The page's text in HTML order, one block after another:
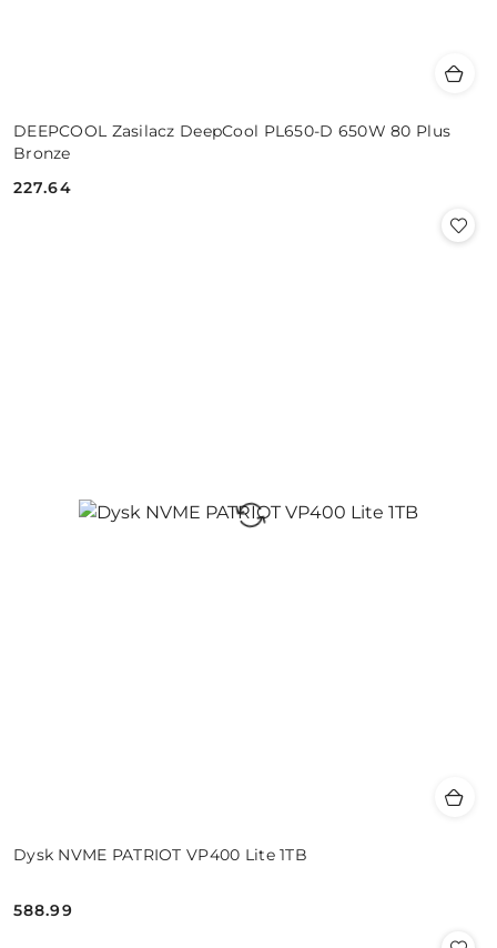
DEEPCOOL Zasilacz DeepCool PL650-D 650W 80 Plus
Bronze
Cena:
227.64
Dysk NVME PATRIOT VP400 Lite 1TB
Cena:
588.99